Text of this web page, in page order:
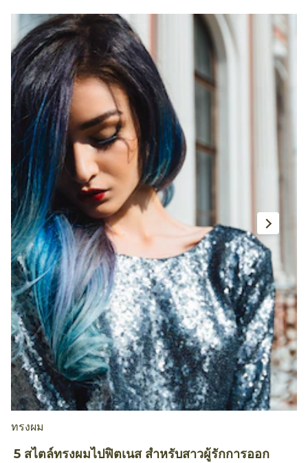
ทรงผม
5 สไตล์ทรงผมไปฟิตเนส สำหรับสาวผู้รักการออก